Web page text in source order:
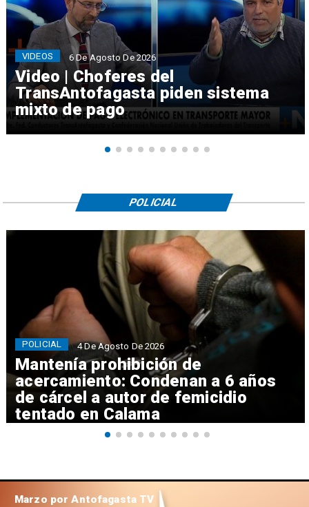
Video | Choferes del
TransAntofagasta piden sistema
mixto de pago
VIDEOS 6 De Agosto De 2026
Mantenía prohibición de
acercamiento: Condenan a 6 años
de cárcel a autor de femicidio
tentado en Calama
POLICIAL 4 De Agosto De 2026
POLICIAL
Marzo por Antofagasta TV